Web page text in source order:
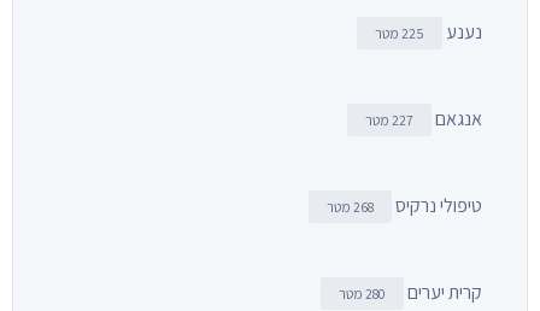
נענע 225 מטר
אנגאם 227 מטר
טיפולי נרקיס 268 מטר
קרית יערים 280 מטר